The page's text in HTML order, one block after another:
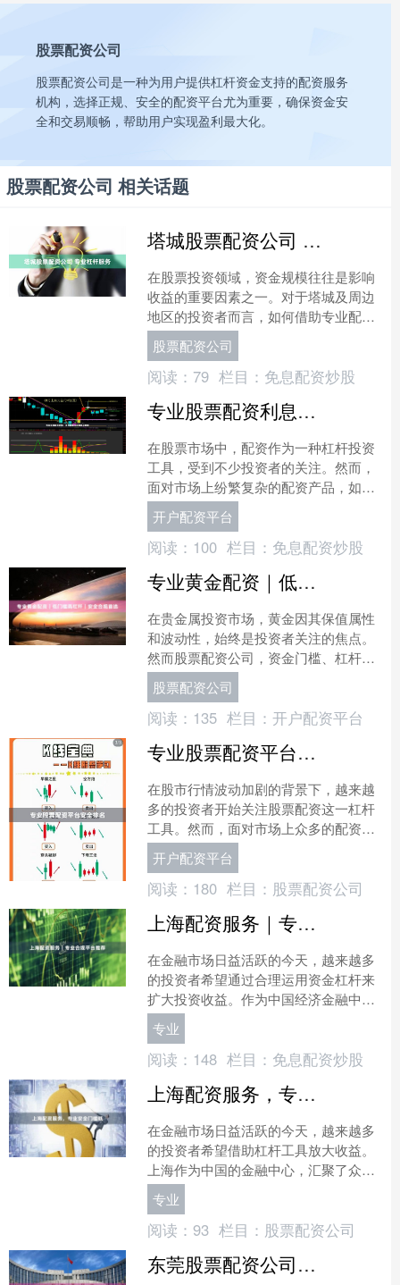
股票配资公司
股票配资公司是一种为用户提供杠杆资金支持的配资服务
机构，选择正规、安全的配资平台尤为重要，确保资金安
全和交易顺畅，帮助用户实现盈利最大化。
股票配资公司 相关话题
塔城股票配资公司 专业杠杆服务
在股票投资领域，资金规模往往是影响
收益的重要因素之一。对于塔城及周边
地区的投资者而言，如何借助专业配资
服务放大资金使用效率，成为提升投资
回报的关键。塔城股票配资....
股票配资公司
阅读： 79 栏目： 免息配资炒股
专业股票配资利息：透明费率与合规要点解析
在股票市场中，配资作为一种杠杆投资
工具，受到不少投资者的关注。然而，
面对市场上纷繁复杂的配资产品，如何
理解配资利息的构成、辨别透明费率，
并确保操作合规，是每一位....
开户配资平台
阅读： 100 栏目： 免息配资炒股
专业黄金配资｜低门槛高杠杆｜安全合规首选
在贵金属投资市场，黄金因其保值属性
和波动性，始终是投资者关注的焦点。
然而股票配资公司，资金门槛、杠杆限
制以及平台安全性，常常成为普通投资
者参与黄金交易的拦路虎。....
股票配资公司
阅读： 135 栏目： 开户配资平台
专业股票配资平台安全排名
在股市行情波动加剧的背景下，越来越
多的投资者开始关注股票配资这一杠杆
工具。然而，面对市场上众多的配资平
台，如何判断其安全性、选择真正可靠
的渠道，成为投资者最关心....
开户配资平台
阅读： 180 栏目： 股票配资公司
上海配资服务｜专业合规平台推荐
在金融市场日益活跃的今天，越来越多
的投资者希望通过合理运用资金杠杆来
扩大投资收益。作为中国经济金融中心
的上海，配资服务市场也随之蓬勃发
展。然而，面对市场上众多的....
专业
阅读： 148 栏目： 免息配资炒股
上海配资服务，专业安全门槛低
在金融市场日益活跃的今天，越来越多
的投资者希望借助杠杆工具放大收益。
上海作为中国的金融中心，汇聚了众多
优质的配资服务机构。本文将为您详细
介绍上海配资服务的核心优....
专业
阅读： 93 栏目： 股票配资公司
东莞股票配资公司推荐| 专业配资平台